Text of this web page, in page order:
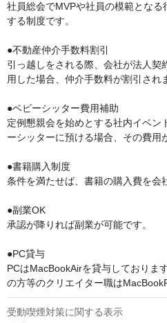
社員総会でMVPや社員の模範とな
する制度です。
●不動産仲介手数料割引
引っ越しをされる際、会社が法人契
用した場合、仲介手数料が割引され
●ベビーシッター費用補助
定例懇親会を始めとする社内イベン
ーシッターに預ける場合、その費用
●書籍購入制度
条件を満たせば、書籍の購入費を会
●副業OK
承認が降りれば副業が可能です。
●PC貸与
PCはMacBookAirを貸与しておりま
の方等のクリエイター職は
受動喫煙対策に関する表示